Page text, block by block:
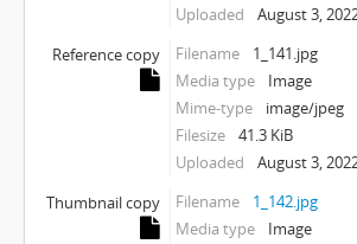
Uploaded
August 3,
Reference copy
Filename
1_141.jpg
Media type
Image
Mime-type
image/jpeg
Filesize
41.3 KiB
Uploaded
August 3,
Thumbnail copy
Filename
1_142.jpg
Media type
Image